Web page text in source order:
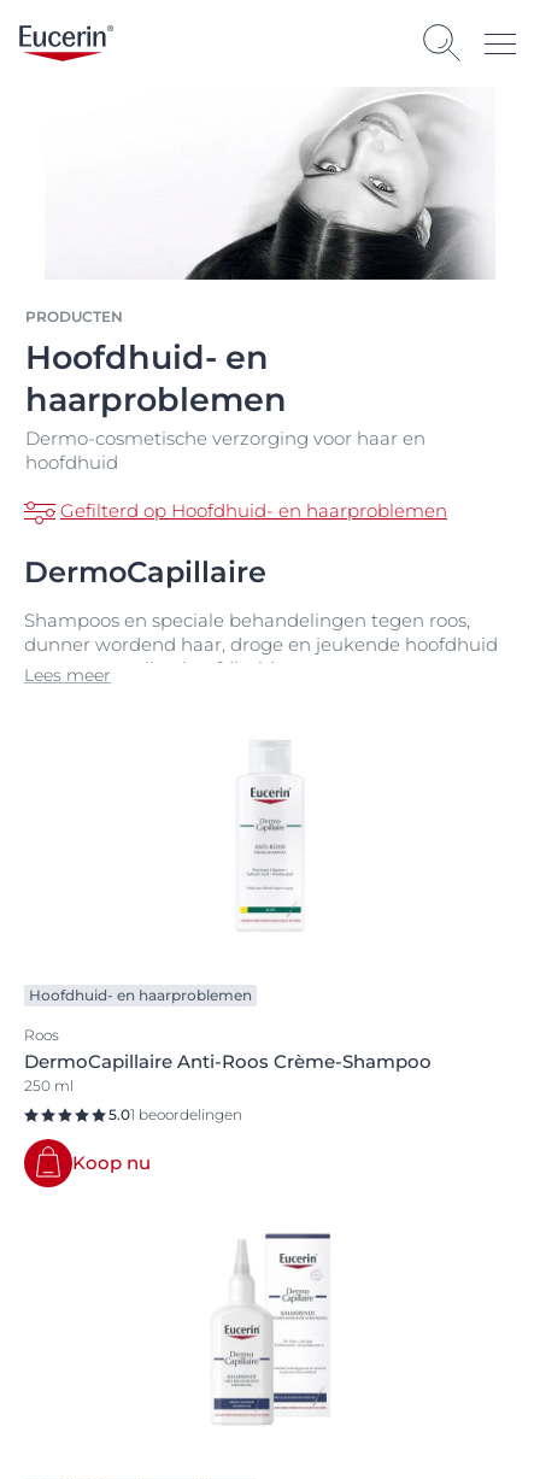
PRODUCTEN
Hoofdhuid- en
haarproblemen
Dermo-cosmetische verzorging voor haar en
hoofdhuid
Gefilterd op Hoofdhuid- en haarproblemen
DermoCapillaire
Shampoos en speciale behandelingen tegen roos,
dunner wordend haar, droge en jeukende hoofdhuid
en een gevoelige hoofdhuid
Lees meer
Hoofdhuid- en haarproblemen
Roos
DermoCapillaire Anti-Roos Crème-Shampoo
250 ml
5.01 beoordelingen
Koop nu